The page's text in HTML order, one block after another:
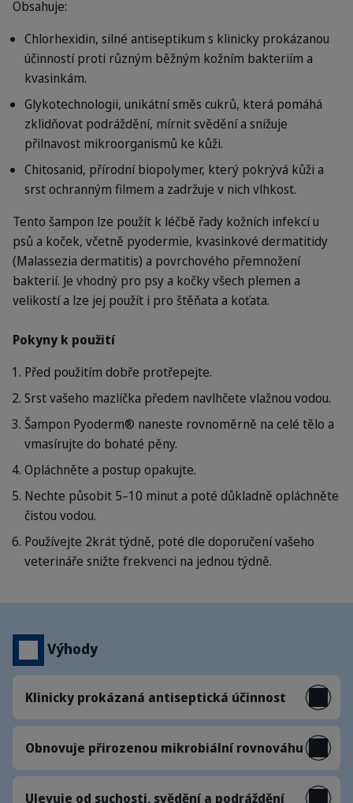
Obsahuje:
Chlorhexidin, silné antiseptikum s klinicky prokázanou
účinností proti různým běžným kožním bakteriím a
kvasinkám.
Glykotechnologii, unikátní směs cukrů, která pomáhá
zklidňovat podráždění, mírnit svědění a snižuje
přilnavost mikroorganismů ke kůži.
Chitosanid, přírodní biopolymer, který pokrývá kůži a
srst ochranným filmem a zadržuje v nich vlhkost.
Tento šampon lze použít k léčbě řady kožních infekcí u
psů a koček, včetně pyodermie, kvasinkové dermatitidy
(Malassezia dermatitis) a povrchového přemnožení
bakterií. Je vhodný pro psy a kočky všech plemen a
velikostí a lze jej použít i pro štěňata a koťata.
Pokyny k použití
Před použitím dobře protřepejte.
Srst vašeho mazlíčka předem navlhčete vlažnou vodou.
Šampon Pyoderm® naneste rovnoměrně na celé tělo a
vmasírujte do bohaté pěny.
Opláchněte a postup opakujte.
Nechte působit 5–10 minut a poté důkladně opláchněte
čistou vodou.
Používejte 2krát týdně, poté dle doporučení vašeho
veterináře snižte frekvenci na jednou týdně.
Výhody
Klinicky prokázaná antiseptická účinnost
Obnovuje přirozenou mikrobiální rovnováhu
Ulevuje od suchosti, svědění a podráždění